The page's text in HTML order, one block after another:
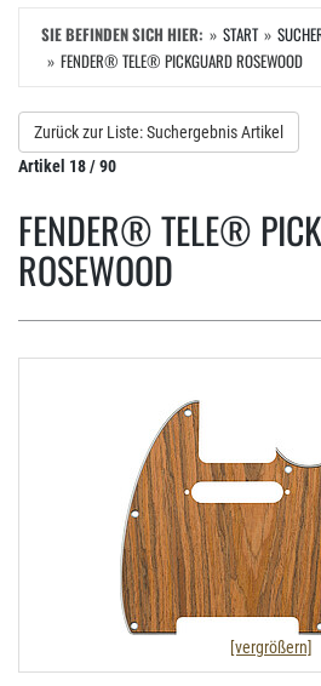
SIE BEFINDEN SICH HIER: START
FENDER® TELE® PICKGUARD ROSEWOOD
Zurück zur Liste: Suchergebnis Artikel
Artikel 18 / 90
FENDER® TELE®
ROSEWOOD
[vergrößern]